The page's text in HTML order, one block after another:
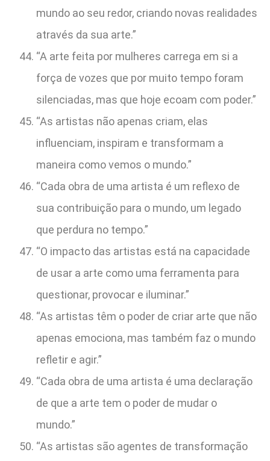
mundo ao seu redor, criando novas realidades
através da sua arte.”
“A arte feita por mulheres carrega em si a
força de vozes que por muito tempo foram
silenciadas, mas que hoje ecoam com poder.”
“As artistas não apenas criam, elas
influenciam, inspiram e transformam a
maneira como vemos o mundo.”
“Cada obra de uma artista é um reflexo de
sua contribuição para o mundo, um legado
que perdura no tempo.”
“O impacto das artistas está na capacidade
de usar a arte como uma ferramenta para
questionar, provocar e iluminar.”
“As artistas têm o poder de criar arte que não
apenas emociona, mas também faz o mundo
refletir e agir.”
“Cada obra de uma artista é uma declaração
de que a arte tem o poder de mudar o
mundo.”
“As artistas são agentes de transformação